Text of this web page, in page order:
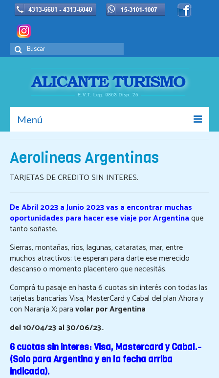
Buscar
por:
Menú
La Empresa
Promociones
Resort de Playa
Destinos
Viajes Exclusivos
Hoteles
Aereos
Reserva On Line
Informacion Turistica
Contacto
Aerolineas Argentinas
TARJETAS DE CREDITO SIN INTERES.
De Abril 2023 a Junio 2023 vas a encontrar muchas
oportunidades para hacer ese viaje por Argentinaque
tanto soñaste.
Sierras, montañas, ríos, lagunas, cataratas, mar, entre
muchos atractivos; te esperan para darte ese merecido
descanso o momento placentero que necesitás.
Comprá tu pasaje en hasta 6 cuotas sin interés con todas las
tarjetas bancarias Visa, MasterCard y Cabal del plan Ahora y
con Naranja X; paravolar por Argentina
del10/04/23 al 30/06/23..
6 cuotas sin interes: Visa, Mastercard y Cabal.-
(Solo para Argentina y en la fecha arriba
indicada).